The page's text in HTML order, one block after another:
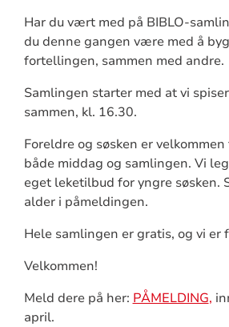
Har du vært med på BIBLO-
du denne gangen være med å
fortellingen, sammen med andre.
Samlingen starter med at vi
sammen, kl. 16.30.
Foreldre og søsken er
både middag og samlingen. Vi
eget leketilbud for yngre søsken.
alder i påmeldingen.
Hele samlingen er gratis, og vi er
Velkommen!
Meld dere på her: PÅMELDING,
april.